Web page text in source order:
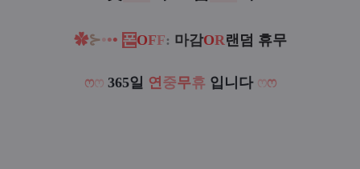
✿⊱••• 폰OFF: 마감OR랜덤 휴무
ෆෆ365일 연중무휴 입니다 ෆෆ